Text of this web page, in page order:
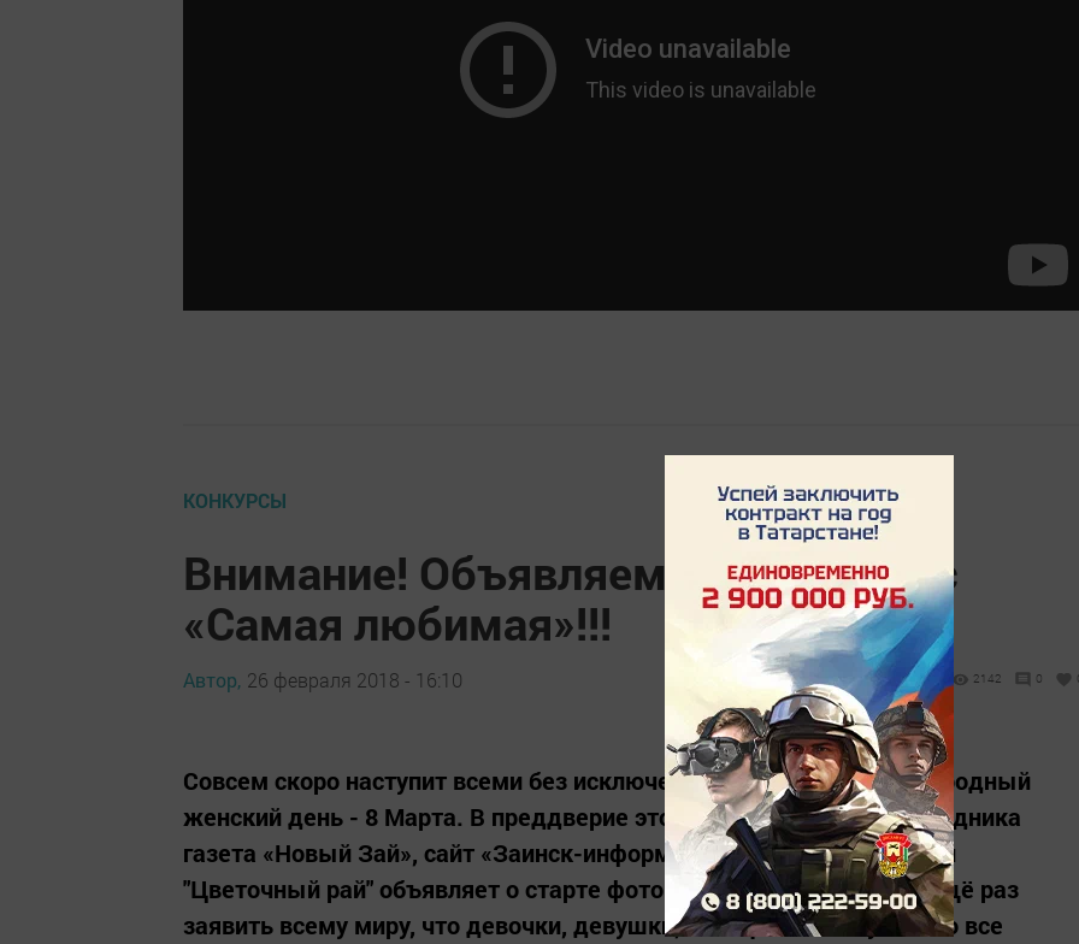
КОНКУРСЫ
Внимание! Объявляем фотоконкурс
«Самая любимая»!!!
Автор, 26 февраля 2018 - 16:10 2142 0
Совсем скоро наступит всеми без исключения любимый Международный
женский день - 8 Марта. В преддверие этого теплого и милого праздника
газета «Новый Зай», сайт «Заинск-информ» и @flowerraizai магазин
"Цветочный рай" объявляет о старте фотоконкурса, призванного ещё раз
заявить всему миру, что девочки, девушки, женщины и бабушки во все